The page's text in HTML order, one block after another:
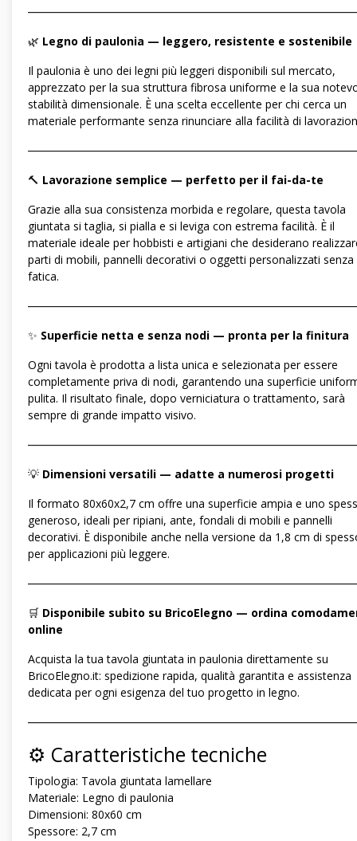
🌿 Legno di paulonia — leggero, resistente e sostenibile
Il paulonia è uno dei legni più leggeri disponibili sul mercato,
apprezzato per la sua struttura fibrosa uniforme e la sua
stabilità dimensionale. È una scelta eccellente per chi cerca un
materiale performante senza rinunciare alla facilità di
🔨 Lavorazione semplice — perfetto per il fai-da-te
Grazie alla sua consistenza morbida e regolare, questa tavola
giuntata si taglia, si pialla e si leviga con estrema facilità. È il
materiale ideale per hobbisti e artigiani che desiderano
parti di mobili, pannelli decorativi o oggetti personalizzati senza
fatica.
✨ Superficie netta e senza nodi — pronta per la finitura
Ogni tavola è prodotta a lista unica e selezionata per essere
completamente priva di nodi, garantendo una superficie
pulita. Il risultato finale, dopo verniciatura o trattamento, sarà
sempre di grande impatto visivo.
💡 Dimensioni versatili — adatte a numerosi progetti
Il formato 80x60x2,7 cm offre una superficie ampia e uno
generoso, ideali per ripiani, ante, fondali di mobili e pannelli
decorativi. È disponibile anche nella versione da 1,8 cm di
per applicazioni più leggere.
🛒 Disponibile subito su BricoElegno — ordina
online
Acquista la tua tavola giuntata in paulonia direttamente su
BricoElegno.it: spedizione rapida, qualità garantita e assistenza
dedicata per ogni esigenza del tuo progetto in legno.
⚙️ Caratteristiche tecniche
Tipologia: Tavola giuntata lamellare
Materiale: Legno di paulonia
Dimensioni: 80x60 cm
Spessore: 2,7 cm